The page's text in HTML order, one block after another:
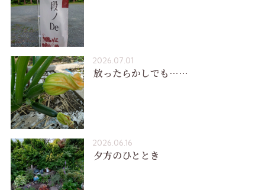
2026.07.01
放ったらかしでも……
2026.06.16
夕方のひととき